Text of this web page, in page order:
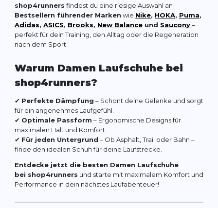
shop4runners findest du eine riesige Auswahl an
Bestsellern führender Marken wie Nike, HOKA, Puma,
Adidas, ASICS, Brooks, New Balance und Saucony–
perfekt für dein Training, den Alltag oder die Regeneration
nach dem Sport.
Warum Damen Laufschuhe bei
shop4runners?
✔ Perfekte Dämpfung – Schont deine Gelenke und sorgt
für ein angenehmes Laufgefühl.
✔ Optimale Passform – Ergonomische Designs für
maximalen Halt und Komfort.
✔ Für jeden Untergrund – Ob Asphalt, Trail oder Bahn –
finde den idealen Schuh für deine Laufstrecke.
Entdecke jetzt die besten Damen Laufschuhe
bei shop4runners und starte mit maximalem Komfort und
Performance in dein nächstes Laufabenteuer!